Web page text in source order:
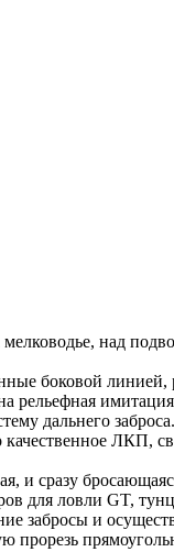
над
боковой
рельефная
дальнего
ЛКП,
и сразу
для ловли GT,
забросы и
прорезь